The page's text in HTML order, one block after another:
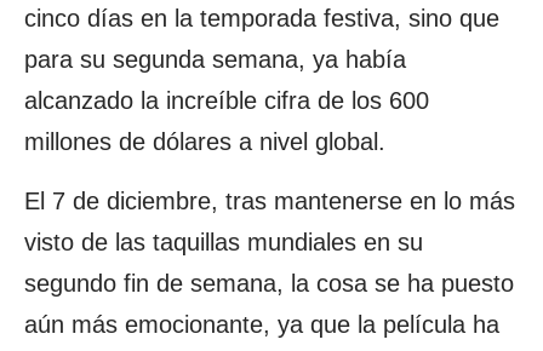
cinco días en la temporada festiva, sino que
para su segunda semana, ya había
alcanzado la increíble cifra de los 600
millones de dólares a nivel global.
El 7 de diciembre, tras mantenerse en lo más
visto de las taquillas mundiales en su
segundo fin de semana, la cosa se ha puesto
aún más emocionante, ya que la película ha